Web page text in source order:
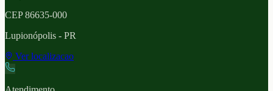
CEP86635-000
Lupionópolis - PR
Ver localizacao